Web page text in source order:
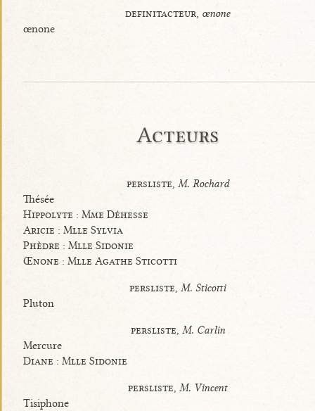
definitacteur, œnone
œnone
Acteurs
persliste, M. Rochard
Thésée
Hippolyte : Mme Déhesse
Aricie : Mlle Sylvia
Phèdre : Mlle Sidonie
Œnone : Mlle Agathe Sticotti
persliste,M. Sticotti
Pluton
persliste, M. Carlin
Mercure
Diane : Mlle Sidonie
persliste,M. Vincent
Tisiphone